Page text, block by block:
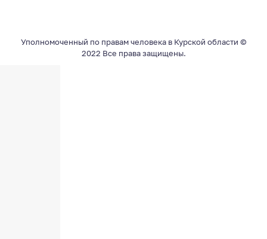
Уполномоченный по правам человека в Курской области ©
2022 Все права защищены.